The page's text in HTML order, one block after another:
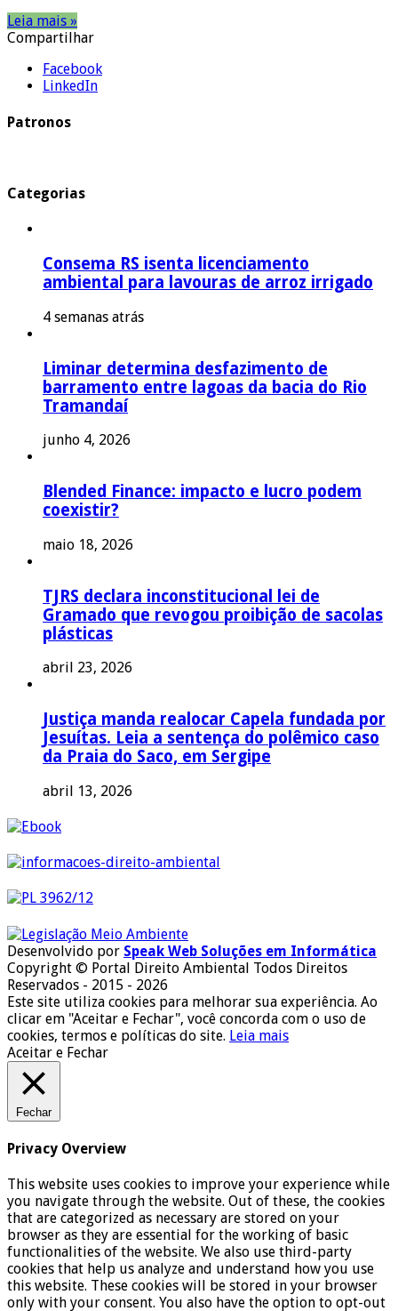
Leia mais »
Compartilhar
Facebook
LinkedIn
Patronos
Categorias
Consema RS isenta licenciamento
ambiental para lavouras de arroz irrigado
4 semanas atrás
Liminar determina desfazimento de
barramento entre lagoas da bacia do Rio
Tramandaí
junho 4, 2026
Blended Finance: impacto e lucro podem
coexistir?
maio 18, 2026
TJRS declara inconstitucional lei de
Gramado que revogou proibição de sacolas
plásticas
abril 23, 2026
Justiça manda realocar Capela fundada por
Jesuítas. Leia a sentença do polêmico caso
da Praia do Saco, em Sergipe
abril 13, 2026
Desenvolvido por Speak Web Soluções em Informática
Copyright © Portal Direito Ambiental Todos Direitos
Reservados - 2015 - 2026
Este site utiliza cookies para melhorar sua experiência. Ao
clicar em "Aceitar e Fechar", você concorda com o uso de
cookies, termos e políticas do site. Leia mais
Aceitar e Fechar
Fechar
Privacy Overview
This website uses cookies to improve your experience while
you navigate through the website. Out of these, the cookies
that are categorized as necessary are stored on your
browser as they are essential for the working of basic
functionalities of the website. We also use third-party
cookies that help us analyze and understand how you use
this website. These cookies will be stored in your browser
only with your consent. You also have the option to opt-out